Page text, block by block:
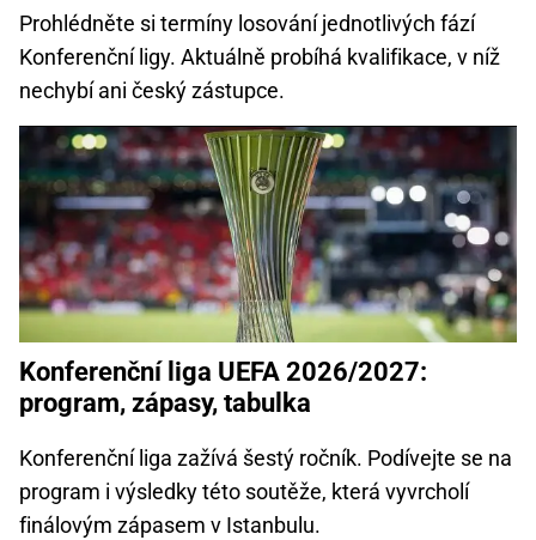
Prohlédněte si termíny losování jednotlivých fází
Konferenční ligy. Aktuálně probíhá kvalifikace, v níž
nechybí ani český zástupce.
Konferenční liga UEFA 2026/2027:
program, zápasy, tabulka
Konferenční liga zažívá šestý ročník. Podívejte se na
program i výsledky této soutěže, která vyvrcholí
finálovým zápasem v Istanbulu.